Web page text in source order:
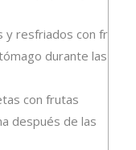
resfriados con fruta.
durante las
con frutas
después de las